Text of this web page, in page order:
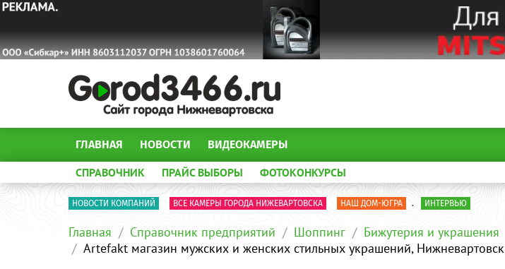
ГЛАВНАЯ НОВОСТИ ВИДЕОКАМЕРЫ
СПРАВОЧНИК ПРАЙС ВЫБОРЫ ФОТОКОНКУРСЫ
НОВОСТИ КОМПАНИЙ ВСЕ КАМЕРЫ ГОРОДА НИЖЕВАРТОВСКА НАШ ДОМ-ЮГРА . ИНТЕРВЬЮ
Главная Справочник предприятий Шоппинг
Бижутерия и украшения
Artefakt магазин мужских и женских стильных украшений, Нижневартовск